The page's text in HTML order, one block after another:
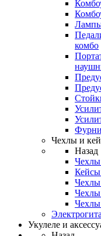
Лампы
комбо
Чехлы и
Назад
Кейсы
Чехлы
Чехлы
Чехлы
Укулеле и